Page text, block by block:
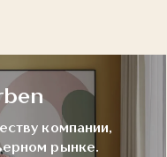
компании,
рынке.